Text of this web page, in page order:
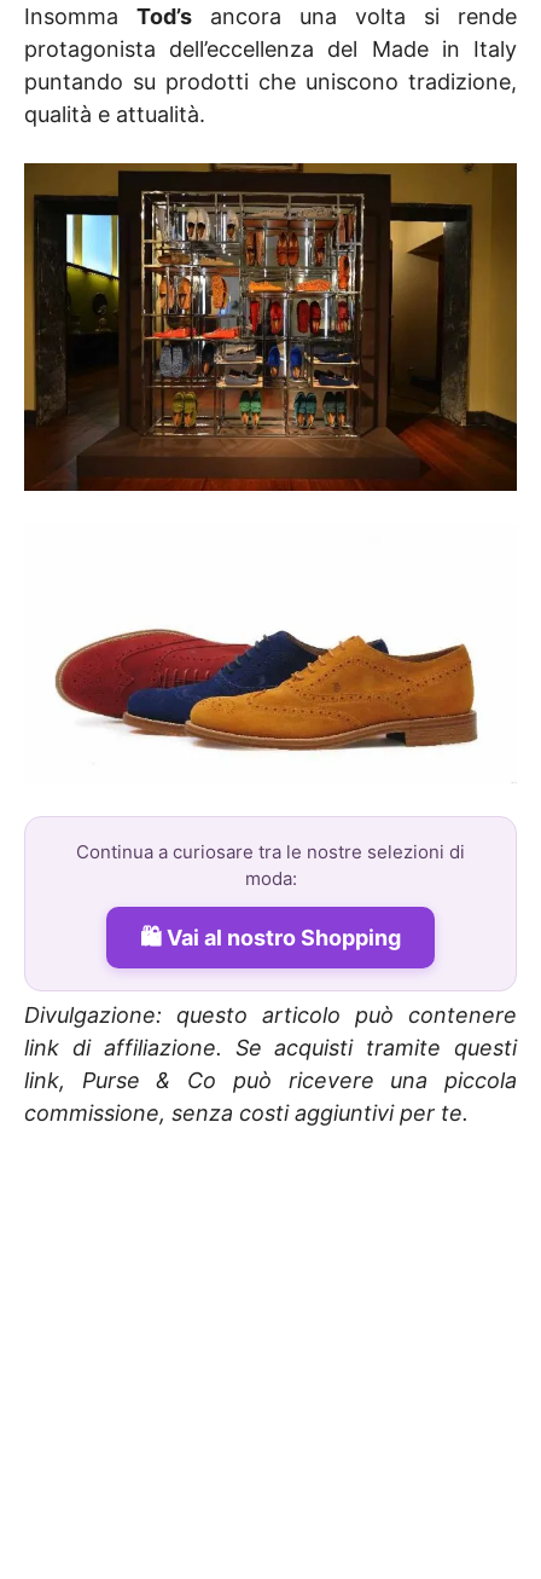
Insomma Tod’s ancora una volta si rende
protagonista dell’eccellenza del Made in Italy
puntando su prodotti che uniscono tradizione,
qualità e attualità.
Continua a curiosare tra le nostre selezioni di
moda:
Vai al nostro Shopping
Divulgazione: questo articolo può contenere
link di affiliazione. Se acquisti tramite questi
link, Purse & Co può ricevere una piccola
commissione, senza costi aggiuntivi per te.